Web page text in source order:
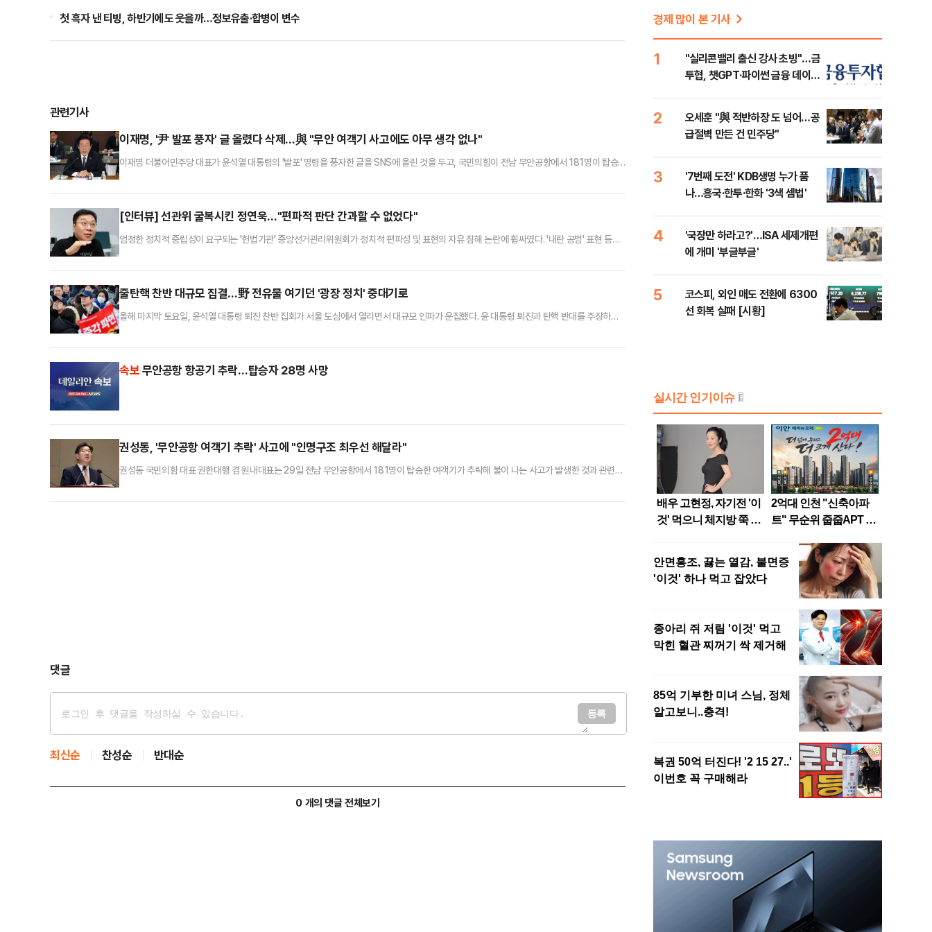
첫 흑자 낸 티빙, 하반기에도 웃을까…정보유출·합병이 변수
관련기사
이재명, '尹 발포 풍자' 글 올렸다 삭제…與 "무안 여객기 사고에도 아무 생각 없나"
이재명 더불어민주당 대표가 윤석열 대통령의 '발포' 명령을 풍자한 글을 SNS에 올린 것을 두고, 국민의힘이 전남 무안공항에서 181명이 탑승
향해 쏴라 - 부치&선댄스, 국민을 향해 쏴라! - 윤&한'라는 글을 게시했다. 해당 글은 현재 삭제된 상태다. 이 대표는 이후에는 사고와 관련된 글을
[인터뷰] 선관위 굴복시킨 정연욱…"편파적 판단 간과할 수 없었다"
엄정한 정치적 중립성이 요구되는 '헌법기관' 중앙선거관리위원회가 정치적 편파성 및 표현의 자유 침해 논란에 휩싸였다. '내란 공범' 표현 등이
者)의 경우 윤석열 대통령의 탄핵 인용과 조기 대선 가능성, 그 조기 대선에 이재명 더불어민주당 대표가 출마할 가능성까지 고려해 이 대표의 낙
줄탄핵 찬반 대규모 집결…野 전유물 여기던 '광장 정치' 중대기로
올해 마지막 토요일, 윤석열 대통령 퇴진 찬반 집회가 서울 도심에서 열리면서 대규모 인파가 운집했다. 윤 대통령 퇴진과 탄핵 반대를 주장하는
축이 된 '윤석열 퇴진 비상행동'은 28일 오후 4시부터 서울 종로구 광화문 동십자각에서 윤 대통령의 퇴진을 촉구하는 집회를 개최했다. 주최 측
속보무안공항 항공기 추락…탑승자 28명 사망
권성동, '무안공항 여객기 추락' 사고에 "인명구조 최우선 해달라"
권성동 국민의힘 대표 권한대행 겸 원내대표는 29일 전남 무안공항에서 181명이 탑승한 여객기가 추락해 불이 나는 사고가 발생한 것과 관련
분쯤 전남 무안군 망운면에 위치한 무안국제공항에 여객기 사고가 발생했다는 속보가 전해지고 있다"면서 이같이 밝혔다.권 권한대행은 "가용
댓글
최신순 찬성순 반대순
0 개의 댓글 전체보기
경제 많이 본 기사
1
"실리콘밸리 출신 강사 초빙"…금
투협, 챗GPT·파이썬 금융 데이터
2
오세훈 "與 적반하장 도 넘어…공
급절벽 만든 건 민주당"
3
'7번째 도전' KDB생명 누가 품
나…흥국·한투·한화 '3색 셈법'
4
'국장만 하라고?'…ISA 세제개편
에 개미 '부글부글'
5
코스피, 외인 매도 전환에 6300
선 회복 실패 [시황]